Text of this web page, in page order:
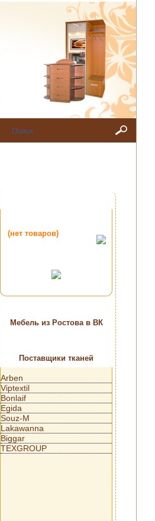
Мебель из Ростова в ВК
Поставщики тканей
Arben
Viptextil
Bonlaif
Egida
Souz-M
Lakawanna
Biggar
TEXGROUP